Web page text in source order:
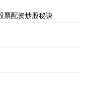
票配资炒股秘诀